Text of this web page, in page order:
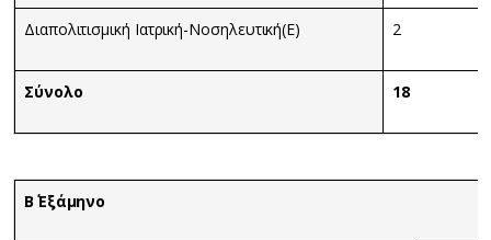
Διαπολιτισμική Ιατρική-Νοσηλευτική(Ε) 2
Σύνολο 18
Β΄ Εξάμηνο